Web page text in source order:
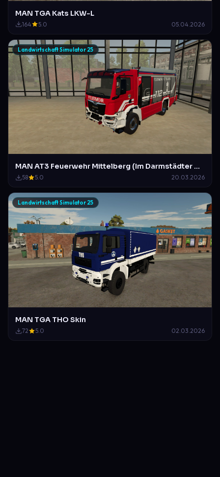
MAN TGA Kats LKW-L
164 5.0 05.04.2026
Landwirtschaft Simulator 25
MAN AT3 Feuerwehr Mittelberg (Im Darmstädter Design)
58 5.0 20.03.2026
Landwirtschaft Simulator 25
MAN TGA THO Skin
72 5.0 02.03.2026